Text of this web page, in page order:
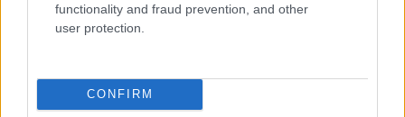
functionality and fraud prevention, and other
user protection.
CONFIRM
Bitcoin
Ethereum